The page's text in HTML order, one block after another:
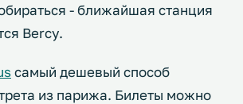
- ближайшая станция
Bercy.
самый дешевый способ
из парижа. Билеты можно